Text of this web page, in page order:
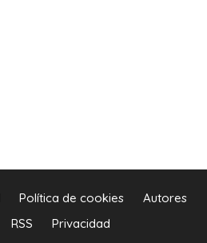
Política de cookies
Autores
RSS Privacidad